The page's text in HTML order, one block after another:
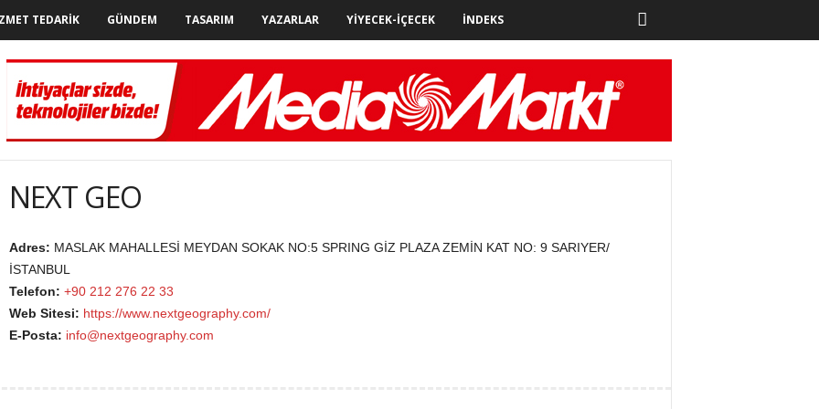
TEDARIK GÜNDEM TASARIM YAZARLAR YIYECEK-İÇECEK İNDEKS
NEXT GEO
Adres: MASLAK MAHALLESİ MEYDAN SOKAK NO:5 SPRING GİZ PLAZA ZEMİN KAT NO: 9 SARIYER/
İSTANBUL
Telefon: +90 212 276 22 33
Web Sitesi: https://www.nextgeography.com/
E-Posta: info@nextgeography.com